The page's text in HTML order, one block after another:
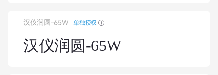
汉仪润圆-65W 单独授权
汉仪润圆-65W